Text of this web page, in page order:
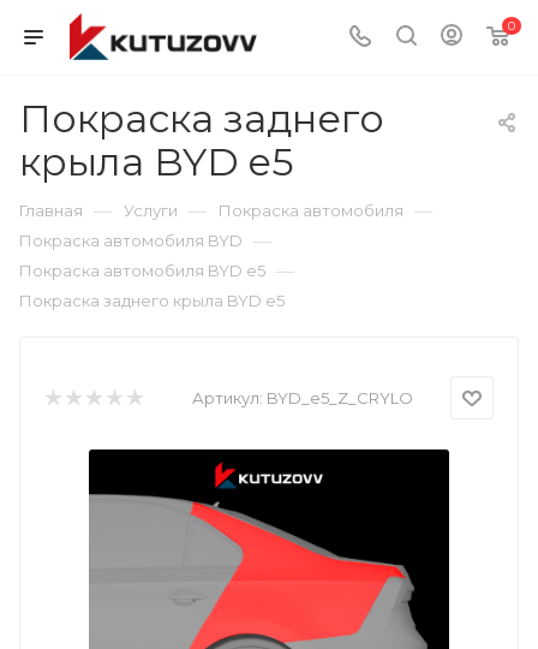
0
Покраска заднего
крыла BYD e5
Главная — Услуги — Покраска автомобиля —
Покраска автомобиля BYD —
Покраска автомобиля BYD e5 —
Покраска заднего крыла BYD e5
Артикул: BYD_e5_Z_CRYLO